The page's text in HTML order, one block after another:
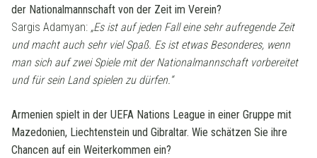
der Nationalmannschaft von der Zeit im Verein?
Sargis Adamyan: „Es ist auf jeden Fall eine sehr aufregende Zeit
und macht auch sehr viel Spaß. Es ist etwas Besonderes, wenn
man sich auf zwei Spiele mit der Nationalmannschaft vorbereitet
und für sein Land spielen zu dürfen.“
Armenien spielt in der UEFA Nations League in einer Gruppe mit
Mazedonien, Liechtenstein und Gibraltar. Wie schätzen Sie ihre
Chancen auf ein Weiterkommen ein?